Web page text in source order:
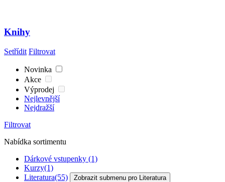
Knihy
Setřídit Filtrovat
Novinka
Akce
Výprodej
Nejlevnější
Nejdražší
Filtrovat
Nabídka sortimentu
Dárkové vstupenky (1)
Kurzy(1)
Literatura(55) Zobrazit submenu pro Literatura